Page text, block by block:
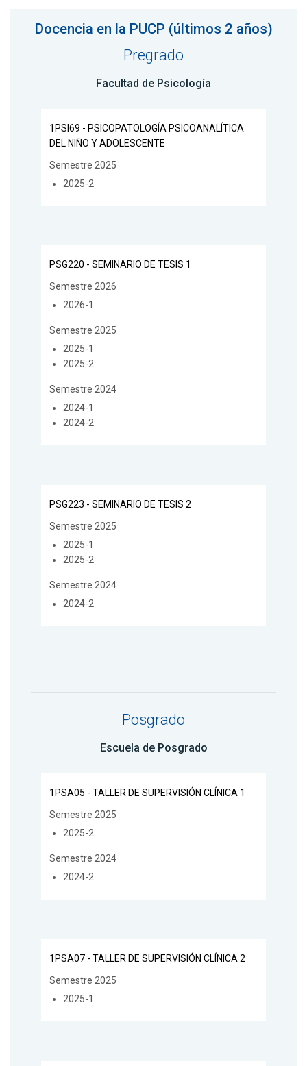
Docencia en la PUCP (últimos 2 años)
Pregrado
Facultad de Psicología
1PSI69 - PSICOPATOLOGÍA PSICOANALÍTICA
DEL NIÑO Y ADOLESCENTE
Semestre 2025
2025-2
PSG220 - SEMINARIO DE TESIS 1
Semestre 2026
2026-1
Semestre 2025
2025-1
2025-2
Semestre 2024
2024-1
2024-2
PSG223 - SEMINARIO DE TESIS 2
Semestre 2025
2025-1
2025-2
Semestre 2024
2024-2
Posgrado
Escuela de Posgrado
1PSA05 - TALLER DE SUPERVISIÓN CLÍNICA 1
Semestre 2025
2025-2
Semestre 2024
2024-2
1PSA07 - TALLER DE SUPERVISIÓN CLÍNICA 2
Semestre 2025
2025-1